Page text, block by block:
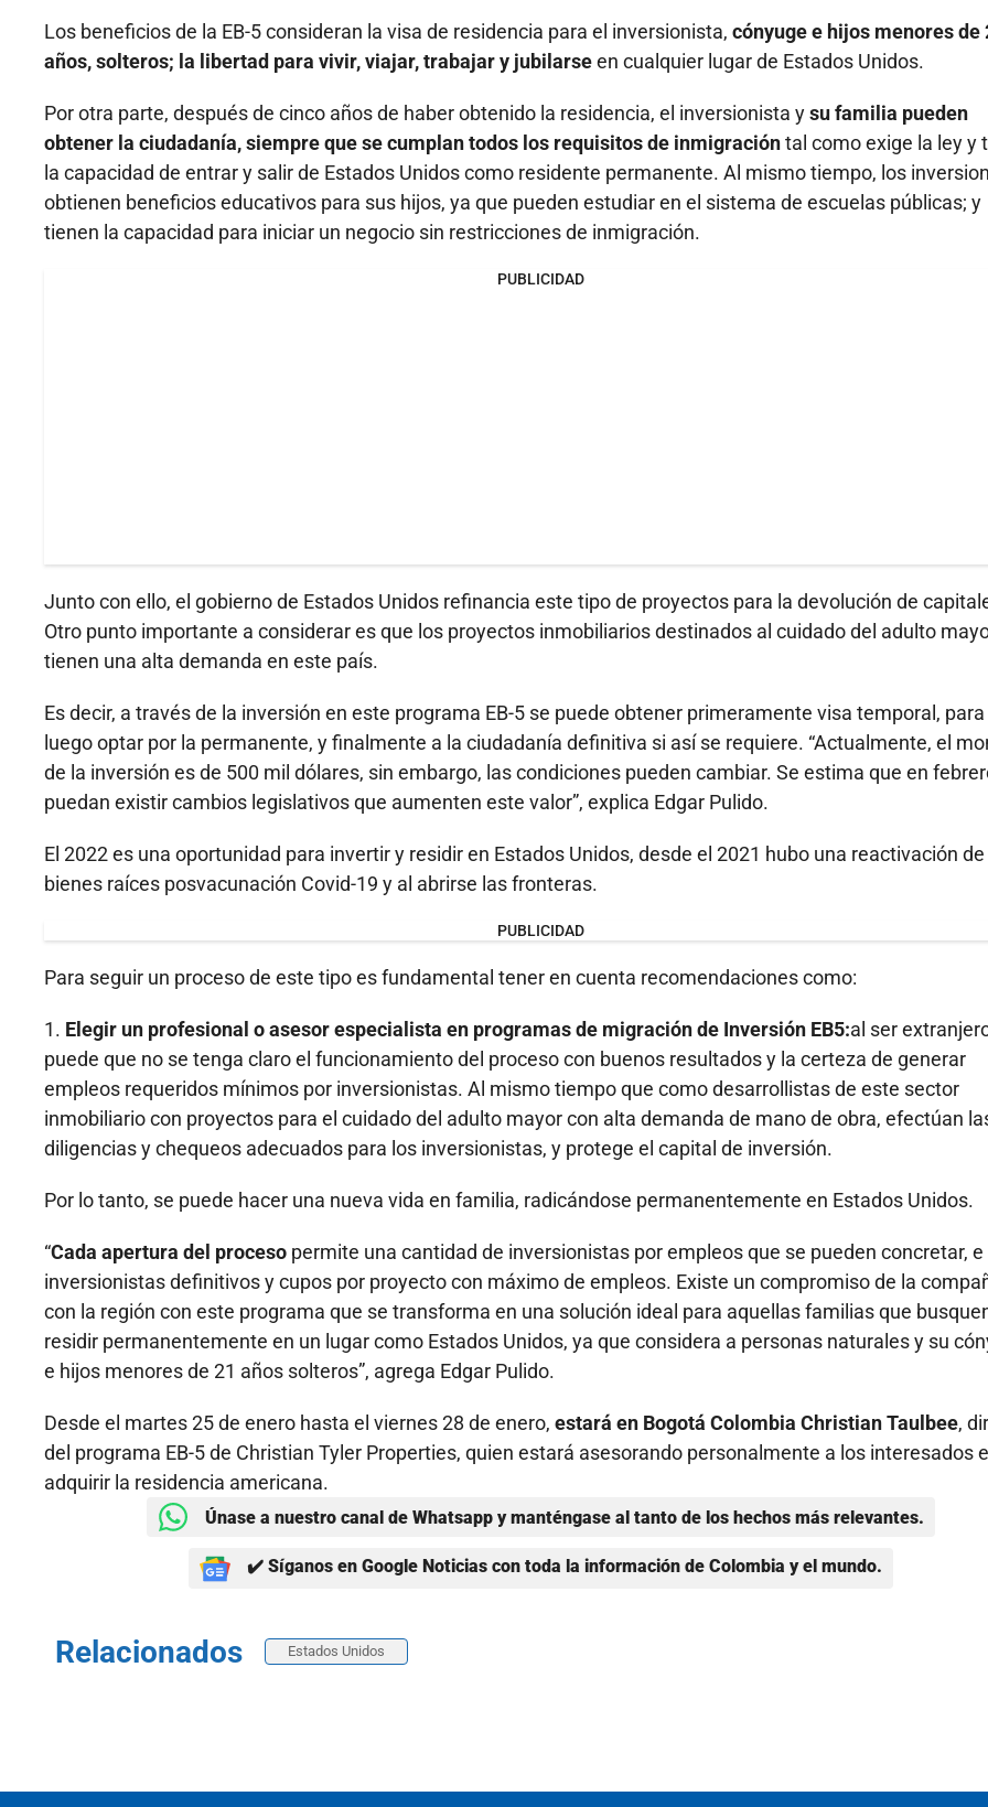
Los beneficios de la EB-5 consideran la visa de residencia para el inversionista, cónyuge e hijos menores de
años, solteros; la libertad para vivir, viajar, trabajar y jubilarseen cualquier lugar de Estados Unidos.
Por otra parte, después de cinco años de haber obtenido la residencia, el inversionista ysu familia pueden
obtener la ciudadanía, siempre que se cumplan todos los requisitos de inmigracióntal como exige la ley y
la capacidad de entrar y salir de Estados Unidos como residente permanente. Al mismo tiempo, los
obtienen beneficios educativos para sus hijos, ya que pueden estudiar en el sistema de escuelas públicas; y
tienen la capacidad para iniciar un negocio sin restricciones de inmigración.
PUBLICIDAD
Junto con ello, el gobierno de Estados Unidos refinancia este tipo de proyectos para la devolución de
Otro punto importante a considerar es que los proyectos inmobiliarios destinados al cuidado del adulto
tienen una alta demanda en este país.
Es decir, a través de la inversión en este programa EB-5 se puede obtener primeramente visa temporal, para
luego optar por la permanente, y finalmente a la ciudadanía definitiva si así se requiere. “Actualmente, el
de la inversión es de 500 mil dólares, sin embargo, las condiciones pueden cambiar. Se estima que en
puedan existir cambios legislativos que aumenten este valor”, explica Edgar Pulido.
El 2022 es una oportunidad para invertir y residir en Estados Unidos, desde el 2021 hubo una reactivación de
bienes raíces posvacunación Covid-19 y al abrirse las fronteras.
PUBLICIDAD
Para seguir un proceso de este tipo es fundamental tener en cuenta recomendaciones como:
1. Elegir un profesional o asesor especialista en programas de migración de Inversión EB5:al ser
puede que no se tenga claro el funcionamiento del proceso con buenos resultados y la certeza de generar
empleos requeridos mínimos por inversionistas. Al mismo tiempo que como desarrollistas de este sector
inmobiliario con proyectos para el cuidado del adulto mayor con alta demanda de mano de obra, efectúan
diligencias y chequeos adecuados para los inversionistas, y protege el capital de inversión.
Por lo tanto, se puede hacer una nueva vida en familia, radicándose permanentemente en Estados Unidos.
“Cada apertura del proceso permite una cantidad de inversionistas por empleos que se pueden concretar, e
inversionistas definitivos y cupos por proyecto con máximo de empleos. Existe un compromiso de la
con la región con este programa que se transforma en una solución ideal para aquellas familias que
residir permanentemente en un lugar como Estados Unidos, ya que considera a personas naturales y su
e hijos menores de 21 años solteros”, agrega Edgar Pulido.
Desde el martes 25 de enero hasta el viernes 28 de enero, estará en Bogotá Colombia Christian Taulbee,
del programa EB-5 de Christian Tyler Properties, quien estará asesorando personalmente a los interesados
adquirir la residencia americana.
Únase a nuestro canal de Whatsapp y manténgase al tanto de los hechos más relevantes.
✔️ Síganos en Google Noticias con toda la información de Colombia y el mundo.
Relacionados Estados Unidos